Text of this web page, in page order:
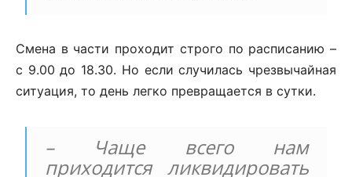
Смена в части проходит строго по расписанию –
с 9.00 до 18.30. Но если случилась чрезвычайная
ситуация, то день легко превращается в сутки.
– Чаще всего нам
приходится ликвидировать